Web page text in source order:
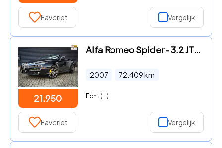
Favoriet Vergelijk
21.950
Alfa Romeo Spider - 3.2 JTS Q4 Exclusive | Clima | Leder | Cruise | Xenon | Meta
2007 72.409km
Echt (LI)
Favoriet Vergelijk